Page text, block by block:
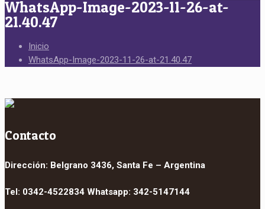
WhatsApp-Image-2023-11-26-at-
21.40.47
Inicio
WhatsApp-Image-2023-11-26-at-21.40.47
Contacto
Dirección: Belgrano 3436, Santa Fe – Argentina
Tel: 0342-4522834 Whatsapp: 342-5147144